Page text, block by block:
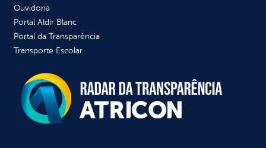
Ouvidoria
Portal Aldir Blanc
Portal da Transparência
Transporte Escolar